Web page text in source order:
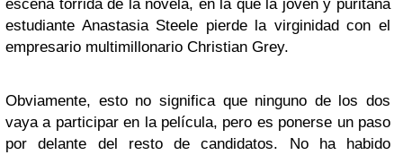
escena tórrida de la novela, en la que la joven y puritana
estudiante Anastasia Steele pierde la virginidad con el
empresario multimillonario Christian Grey.
Obviamente, esto no significa que ninguno de los dos
vaya a participar en la película, pero es ponerse un paso
por delante del resto de candidatos. No ha habido